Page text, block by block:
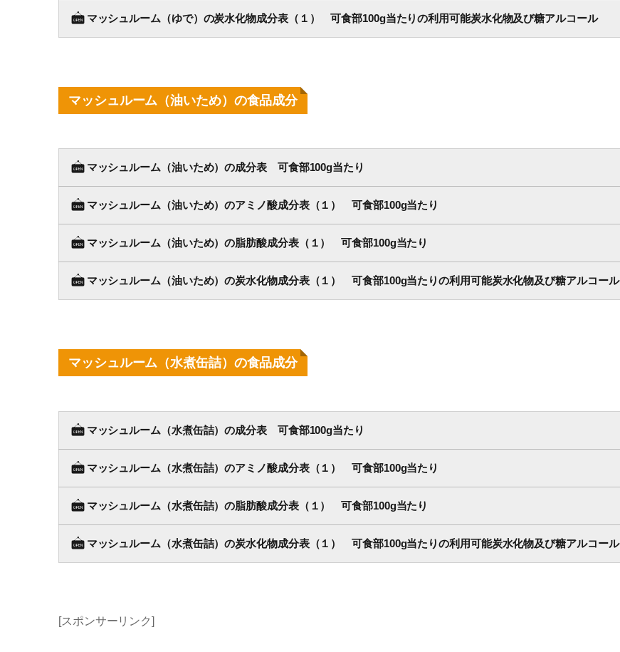
マッシュルーム（ゆで）の炭水化物成分表（１） 可食部100g当たりの利用可能炭水化物及び糖アルコール
マッシュルーム（油いため）の食品成分
マッシュルーム（油いため）の成分表 可食部100g当たり
マッシュルーム（油いため）のアミノ酸成分表（１） 可食部100g当たり
マッシュルーム（油いため）の脂肪酸成分表（１） 可食部100g当たり
マッシュルーム（油いため）の炭水化物成分表（１） 可食部100g当たりの利用可能炭水化物及び糖アルコール
マッシュルーム（水煮缶詰）の食品成分
マッシュルーム（水煮缶詰）の成分表 可食部100g当たり
マッシュルーム（水煮缶詰）のアミノ酸成分表（１） 可食部100g当たり
マッシュルーム（水煮缶詰）の脂肪酸成分表（１） 可食部100g当たり
マッシュルーム（水煮缶詰）の炭水化物成分表（１） 可食部100g当たりの利用可能炭水化物及び糖アルコール
[スポンサーリンク]